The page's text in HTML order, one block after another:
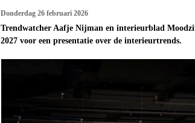
Donderdag 26 februari 2026
Trendwatcher Aafje Nijman en interieurblad
2027 voor een presentatie over de interieurtrends.